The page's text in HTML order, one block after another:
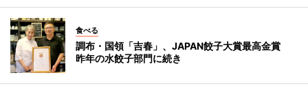
食べる
調布・国領「吉春」、JAPAN餃子大賞最高金賞
昨年の水餃子部門に続き